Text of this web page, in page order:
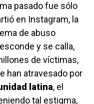
pasado fue sólo
en Instagram, la
de abuso
y se calla,
de víctimas,
han atravesado por
latina, el
tal estigma,